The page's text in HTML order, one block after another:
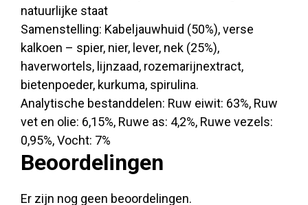
natuurlijke staat
Samenstelling: Kabeljauwhuid (50%), verse
kalkoen – spier, nier, lever, nek (25%),
haverwortels, lijnzaad, rozemarijnextract,
bietenpoeder, kurkuma, spirulina.
Analytische bestanddelen: Ruw eiwit: 63%, Ruw
vet en olie: 6,15%, Ruwe as: 4,2%, Ruwe vezels:
0,95%, Vocht: 7%
Beoordelingen
Er zijn nog geen beoordelingen.